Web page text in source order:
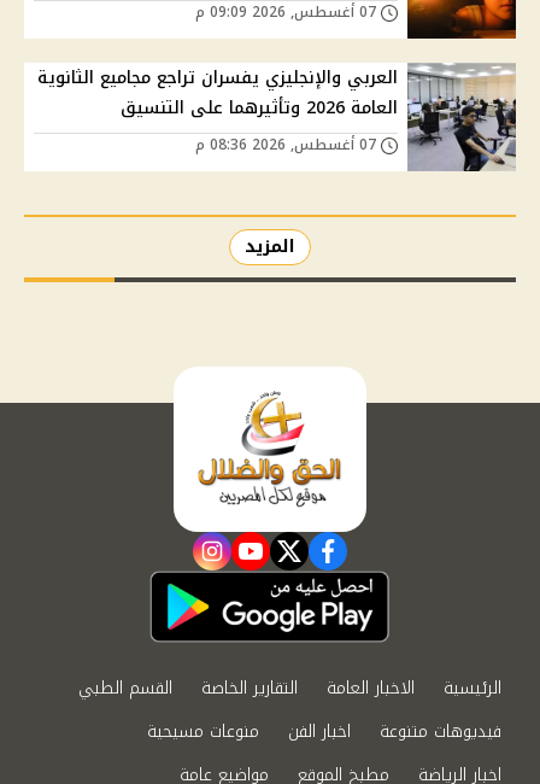
العربي والإنجليزي يفسران تراجع مجاميع الثانوية
العامة 2026 وتأثيرهما على التنسيق
المزيد
facebook
twitter
youtube
instagram
الرئيسية الاخبار العامة التقارير الخاصة
القسم الطبي
فيديوهات متنوعة
اخبار الفن
منوعات مسيحية
اخبار الرياضة
مطبخ الموقع مواضيع عامة